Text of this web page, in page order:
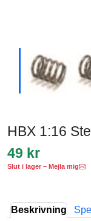
HBX 1:16
49 kr
Slut i lager – Mejla mig
Beskrivning